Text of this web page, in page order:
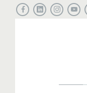
Facebook
LinkedIn